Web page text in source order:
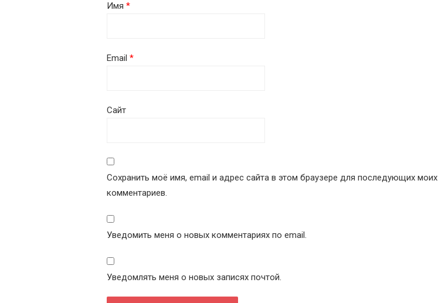
Имя *
Email *
Сайт
Сохранить моё имя, email и адрес сайта в этом браузере для последующих моих
комментариев.
Уведомить меня о новых комментариях по email.
Уведомлять меня о новых записях почтой.